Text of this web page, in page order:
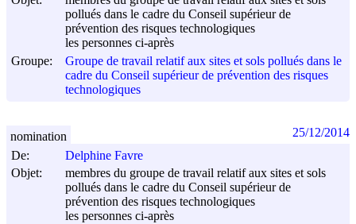
pollués dans le cadre du Conseil supérieur de
prévention des risques technologiques
les personnes ci-après
Groupe:
Groupe de travail relatif aux sites et sols pollués dans le
cadre du Conseil supérieur de prévention des risques
technologiques
De:
Delphine Favre
Objet:
membres du groupe de travail relatif aux sites et sols
pollués dans le cadre du Conseil supérieur de
prévention des risques technologiques
les personnes ci-après
nomination 25/12/2014